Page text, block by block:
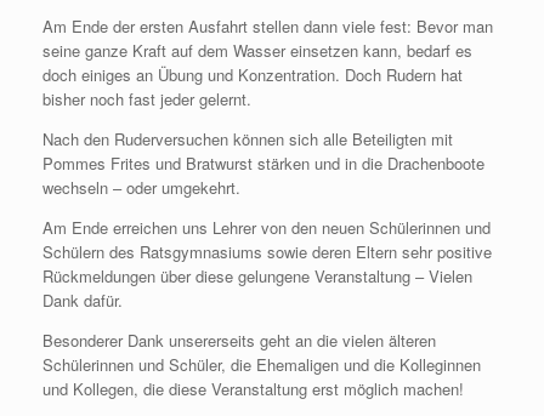
Am Ende der ersten Ausfahrt stellen dann viele fest: Bevor man
seine ganze Kraft auf dem Wasser einsetzen kann, bedarf es
doch einiges an Übung und Konzentration. Doch Rudern hat
bisher noch fast jeder gelernt.
Nach den Ruderversuchen können sich alle Beteiligten mit
Pommes Frites und Bratwurst stärken und in die Drachenboote
wechseln – oder umgekehrt.
Am Ende erreichen uns Lehrer von den neuen Schülerinnen und
Schülern des Ratsgymnasiums sowie deren Eltern sehr positive
Rückmeldungen über diese gelungene Veranstaltung – Vielen
Dank dafür.
Besonderer Dank unsererseits geht an die vielen älteren
Schülerinnen und Schüler, die Ehemaligen und die Kolleginnen
und Kollegen, die diese Veranstaltung erst möglich machen!